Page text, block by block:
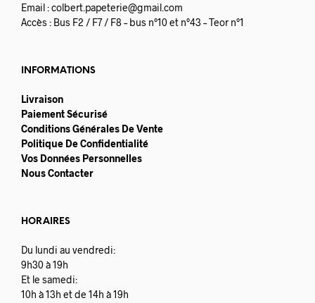
Email :colbert.papeterie@gmail.com
Accès : Bus F2 / F7 / F8 – bus n°10 et n°43 – Teor n°1
INFORMATIONS
Livraison
Paiement Sécurisé
Conditions Générales De Vente
Politique De Confidentialité
Vos Données Personnelles
Nous Contacter
HORAIRES
Du lundi au vendredi:
9h30 à 19h
Et le samedi:
10h à 13h et de 14h à 19h